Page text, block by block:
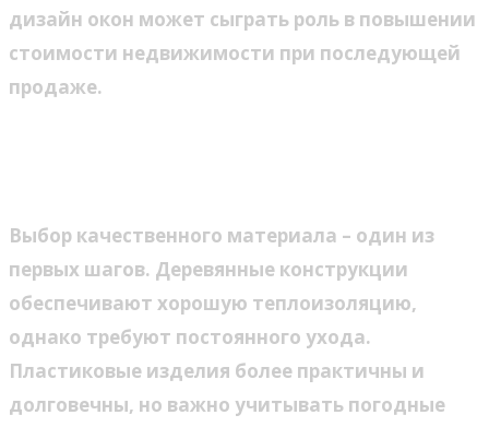
дизайн окон может сыграть роль в повышении
стоимости недвижимости при последующей
продаже.
Выбор качественного материала – один из
первых шагов. Деревянные конструкции
обеспечивают хорошую теплоизоляцию,
однако требуют постоянного ухода.
Пластиковые изделия более практичны и
долговечны, но важно учитывать погодные